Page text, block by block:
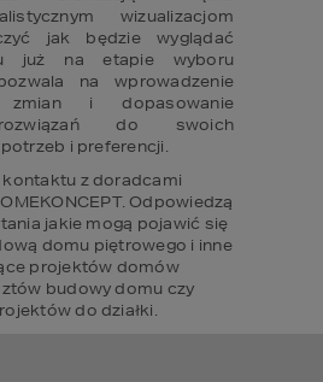
wizualizacjom
jak będzie wyglądać
już na etapie wyboru
na wprowadzenie
zmian i dopasowanie
do swoich
i preferencji.
z doradcami
Odpowiedzą
jakie mogą pojawić się
domu piętrowego i inne
projektów domów
budowy domu czy
do działki.